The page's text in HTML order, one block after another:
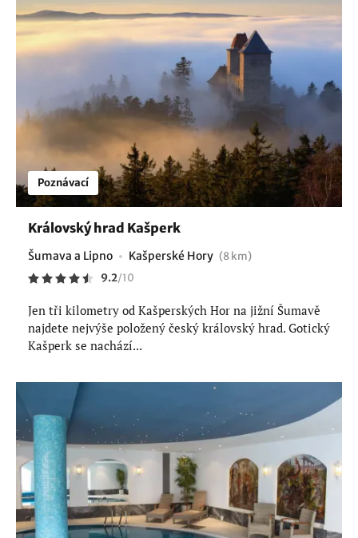
Poznávací
Královský hrad Kašperk
Šumava a Lipno Kašperské Hory (8 km)
9.2/10
Jen tři kilometry od Kašperských Hor na jižní Šumavě
najdete nejvýše položený český královský hrad. Gotický
Kašperk se nachází...